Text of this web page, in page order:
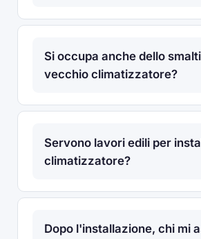
Si occupa anche dello
vecchio climatizzatore?
Servono lavori edili per
climatizzatore?
Dopo l'installazione, chi mi